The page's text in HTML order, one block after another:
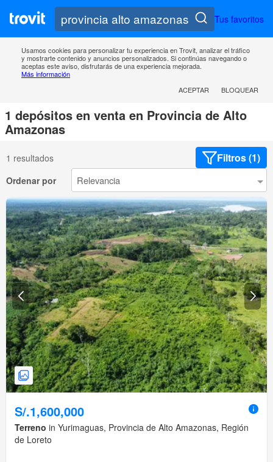
Tus favoritos
Usamos cookies para personalizar tu experiencia en Trovit, analizar el tráfico
y mostrarte contenido y anuncios personalizados. Si continúas navegando o
aceptas este aviso, disfrutarás de una experiencia mejorada.
Más información
ACEPTAR
BLOQUEAR
1 depósitos en venta en Provincia de Alto
Amazonas
1 resultados Filtros (1)
Ordenar por
S/.1,600,000
Terreno in Yurimaguas, Provincia de Alto Amazonas, Región
de Loreto